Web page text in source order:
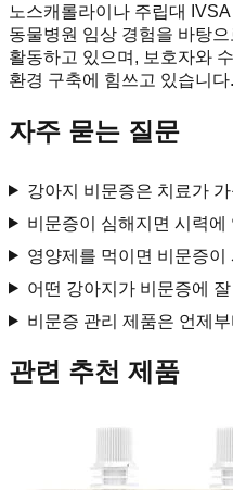
노스캐롤라이나 주립대
동물병원 임상 경험을 바탕
활동하고 있으며, 보호자와
환경 구축에 힘쓰고 있습니다.
자주 묻는 질문
강아지 비문증은 치료가
비문증이 심해지면 시력
영양제를 먹이면 비문증이
어떤 강아지가 비문증에
비문증 관리 제품은 언제
관련 추천 제품